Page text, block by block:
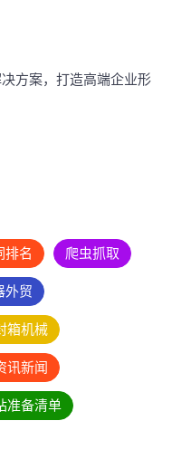
方案，打造高端企业形
排名 爬虫抓取
外贸
箱机械
讯新闻
准备清单